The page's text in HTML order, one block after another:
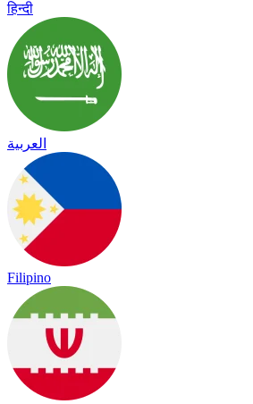
हिन्दी
العربية
Filipino